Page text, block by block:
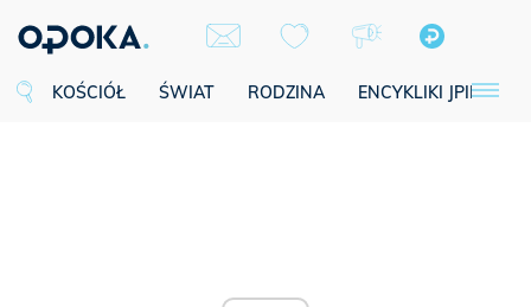
KOŚCIÓŁ ŚWIAT RODZINA ENCYKLIKI JPII